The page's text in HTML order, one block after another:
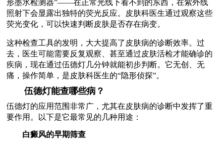
形墨水检测器”——在正常光线下看不到的东西，在紫外线
照射下会显露出独特的荧光反应。皮肤科医生通过观察这些
荧光变化，可以快速判断皮肤是否存在病变。
这种检查工具的发明，大大提高了皮肤病的诊断效率。过
去，医生可能需要反复观察、甚至通过皮肤活检才能确诊的
疾病，现在通过伍德灯几分钟就能初步判断。它无创、无
痛，操作简单，是皮肤科医生的“隐形侦探”。
伍德灯能查哪些病？
伍德灯的应用范围非常广，尤其在皮肤病的诊断中发挥了重
要作用。以下是它最常见的几种用途：
白癜风的早期筛查